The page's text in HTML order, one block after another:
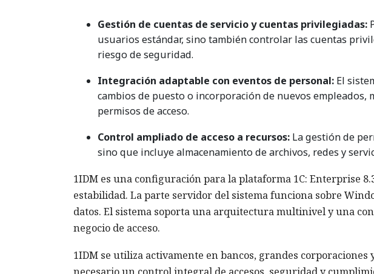
Gestión de cuentas de servicio y cuentas privilegiadas:
usuarios estándar, sino también controlar las cuentas
riesgo de seguridad.
Integración adaptable con eventos de personal: El
cambios de puesto o incorporación de nuevos empleados,
permisos de acceso.
Control ampliado de acceso a recursos: La gestión de
sino que incluye almacenamiento de archivos, redes y
1IDM es una configuración para la plataforma 1C: Enterprise
estabilidad. La parte servidor del sistema funciona sobre
datos. El sistema soporta una arquitectura multinivel y una
negocio de acceso.
1IDM se utiliza activamente en bancos, grandes